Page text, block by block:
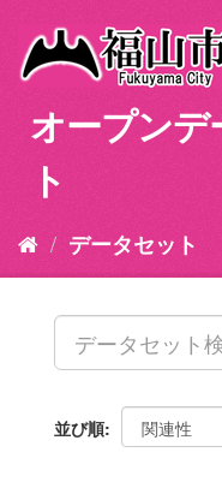
オープンデ
ト
データセット
並び順